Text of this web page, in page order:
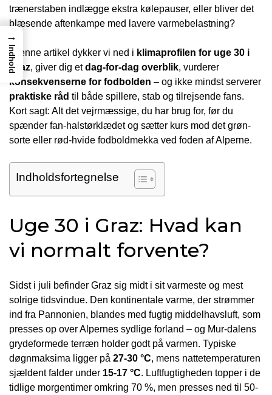
trænerstaben indlægge ekstra kølepauser, eller bliver det
blæsende aftenkampe med lavere varmebelastning?
I denne artikel dykker vi ned i klimaprofilen for uge 30 i
Graz, giver dig etdag-for-dag overblik, vurderer
konsekvenserne for fodbolden – og ikke mindst serverer
praktiske råd til både spillere, stab og tilrejsende fans.
Kort sagt: Alt det vejrmæssige, du har brug for, før du
spænder fan-halstørklædet og sætter kurs mod det grøn-
sorte eller rød-hvide fodboldmekka ved foden af Alperne.
Indholdsfortegnelse
Uge 30 i Graz: Hvad kan
vi normalt forvente?
Sidst i juli befinder Graz sig midt i sit varmeste og mest
solrige tidsvindue. Den kontinentale varme, der strømmer
ind fra Pannonien, blandes med fugtig middelhavsluft, som
presses op over Alpernes sydlige forland – og Mur-dalens
grydeformede terræn holder godt på varmen. Typiske
døgnmaksima ligger på 27-30 °C, mens nattetemperaturen
sjældent falder under 15-17 °C. Luftfugtigheden topper i de
tidlige morgentimer omkring 70 %, men presses ned til 50-
→
Indhold